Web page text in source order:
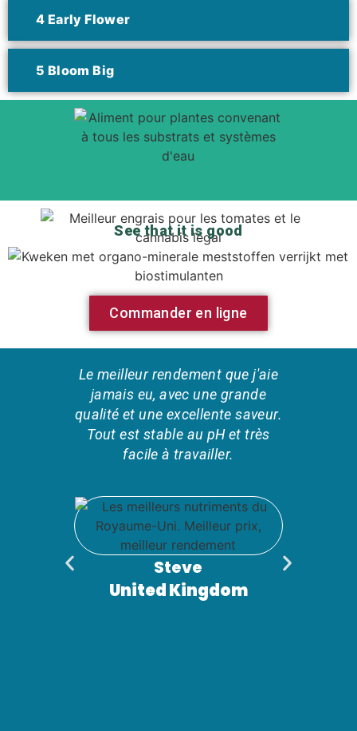
4 Early Flower
5 Bloom Big
See that it is good
Commander en ligne
Le meilleur rendement que j'aie
jamais eu, avec une grande
qualité et une excellente saveur.
Tout est stable au pH et très
facile à travailler.
Steve
United Kingdom